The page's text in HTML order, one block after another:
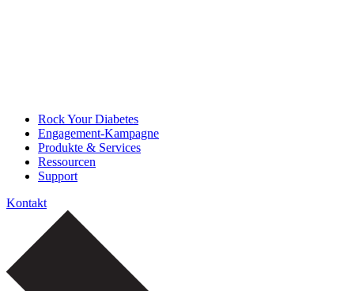
Rock Your Diabetes
Engagement-Kampagne
Produkte & Services
Ressourcen
Support
Kontakt